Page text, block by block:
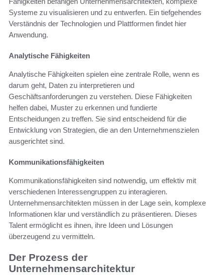
Systeme zu visualisieren und zu entwerfen. Ein tiefgehendes
Verständnis der Technologien und Plattformen findet hier
Anwendung.
Analytische Fähigkeiten
Analytische Fähigkeiten spielen eine zentrale Rolle, wenn es
darum geht, Daten zu interpretieren und
Geschäftsanforderungen zu verstehen. Diese Fähigkeiten
helfen dabei, Muster zu erkennen und fundierte
Entscheidungen zu treffen. Sie sind entscheidend für die
Entwicklung von Strategien, die an den Unternehmenszielen
ausgerichtet sind.
Kommunikationsfähigkeiten
Kommunikationsfähigkeiten sind notwendig, um effektiv mit
verschiedenen Interessengruppen zu interagieren.
Unternehmensarchitekten müssen in der Lage sein, komplexe
Informationen klar und verständlich zu präsentieren. Dieses
Talent ermöglicht es ihnen, ihre Ideen und Lösungen
überzeugend zu vermitteln.
Der Prozess der
Unternehmensarchitektur